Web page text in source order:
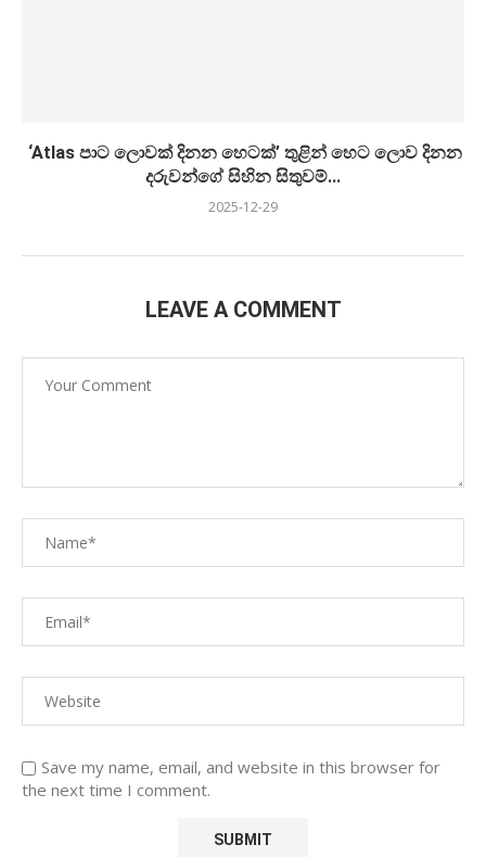
‘Atlas පාට ලොවක් දිනන හෙටක්’ තුළින් හෙට ලොව දිනන
දරුවන්ගේ සිහින සිතුවම්...
2025-12-29
LEAVE A COMMENT
Save my name, email, and website in this browser for
the next time I comment.